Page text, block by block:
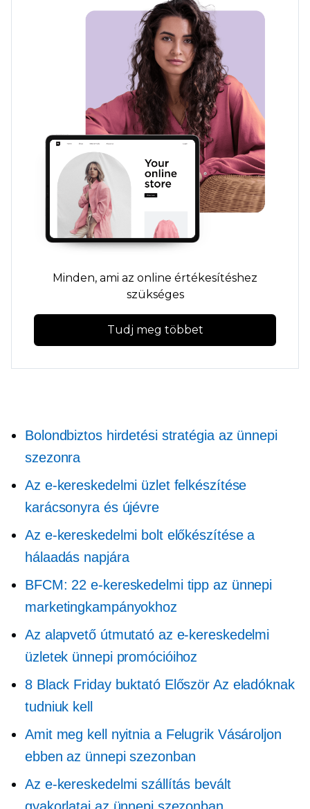
Minden, ami az online értékesítéshez
szükséges
Tudj meg többet
Bolondbiztos hirdetési stratégia az ünnepi
szezonra
Az e-kereskedelmi üzlet felkészítése
karácsonyra és újévre
Az e-kereskedelmi bolt előkészítése a
hálaadás napjára
BFCM: 22 e-kereskedelmi tipp az ünnepi
marketingkampányokhoz
Az alapvető útmutató az e-kereskedelmi
üzletek ünnepi promócióihoz
8 Black Friday buktató Először Az eladóknak
tudniuk kell
Amit meg kell nyitnia a FelugrikVásároljon
ebben az ünnepi szezonban
Az e-kereskedelmi szállítás bevált